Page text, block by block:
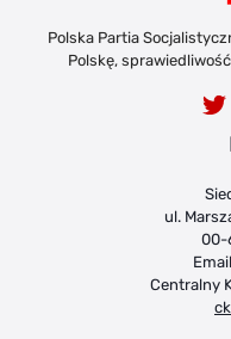
Polska Partia
Polskę,
ul.
00-
Centralny